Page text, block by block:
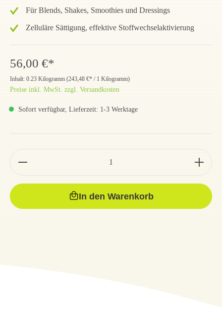
Für Blends, Shakes, Smoothies und Dressings
Zelluläre Sättigung, effektive Stoffwechselaktivierung
56,00 €*
Inhalt: 0.23 Kilogramm (243,48 €* / 1 Kilogramm)
Preise inkl. MwSt. zzgl. Versandkosten
Sofort verfügbar, Lieferzeit: 1-3 Werktage
In den Warenkorb